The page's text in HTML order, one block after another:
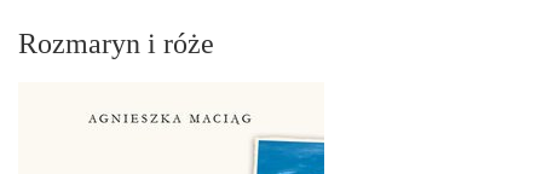
Rozmaryn i róże